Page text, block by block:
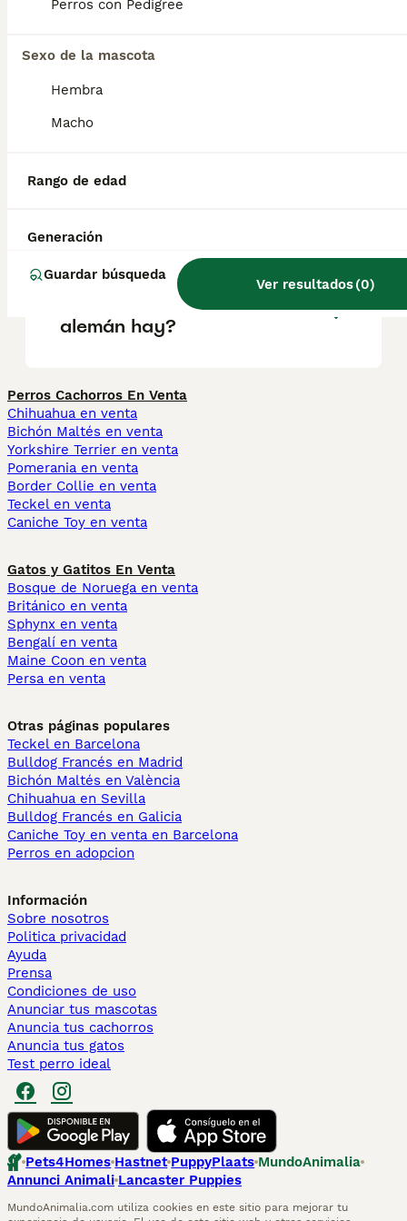
Perros con Pedigree
Sexo de la mascota
Hembra
Macho
Rango de edad
Generación
Guardar búsqueda
Ver resultados(0)
compañero ideal para hogares activos.
¿Cómo saber si un braco
mucho pelo?
¿Cuántos tipos de braco
alemán hay?
Perros Cachorros En Venta
Chihuahua en venta
Bichón Maltés en venta
Yorkshire Terrier en venta
Pomerania en venta
Border Collie en venta
Teckel en venta
Caniche Toy en venta
Gatos y Gatitos En Venta
Bosque de Noruega en venta
Británico en venta
Sphynx en venta
Bengalí en venta
Maine Coon en venta
Persa en venta
Otras páginas populares
Teckel en Barcelona
Bulldog Francés en Madrid
Bichón Maltés en València
Chihuahua en Sevilla
Bulldog Francés en Galicia
Caniche Toy en venta en Barcelona
Perros en adopcion
Información
Sobre nosotros
Politica privacidad
Ayuda
Prensa
Condiciones de uso
Anunciar tus mascotas
Anuncia tus cachorros
Anuncia tus gatos
Test perro ideal
Pets4Homes Hastnet PuppyPlaats MundoAnimalia
Annunci Animali Lancaster Puppies
MundoAnimalia.com utiliza cookies en este sitio para mejorar tu